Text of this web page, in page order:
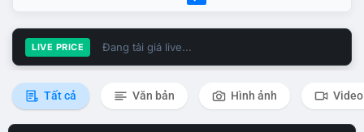
LIVE PRICE Đang tải giá live...
Tất cả Văn bản Hình ảnh Video